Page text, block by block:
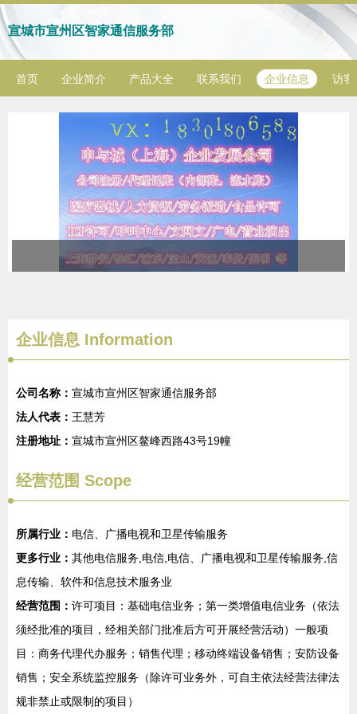
宣城市宣州区智家通信服务部
首页 企业简介 产品大全 联系我们 企业信息 访客
企业信息 Information
公司名称： 宣城市宣州区智家通信服务部
法人代表： 王慧芳
注册地址： 宣城市宣州区鳌峰西路43号19幢
经营范围 Scope
所属行业： 电信、广播电视和卫星传输服务
更多行业： 其他电信服务,电信,电信、广播电视和卫星传输服务,信
息传输、软件和信息技术服务业
经营范围： 许可项目：基础电信业务；第一类增值电信业务（依法
须经批准的项目，经相关部门批准后方可开展经营活动）一般项
目：商务代理代办服务；销售代理；移动终端设备销售；安防设备
销售；安全系统监控服务（除许可业务外，可自主依法经营法律法
规非禁止或限制的项目）